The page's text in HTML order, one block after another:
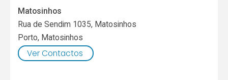
Matosinhos
Rua de Sendim 1035, Matosinhos
Porto, Matosinhos
Ver Contactos